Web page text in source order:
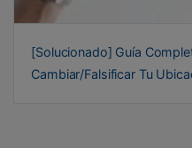
[Solucionado] Guía
Cambiar/Falsificar Tu